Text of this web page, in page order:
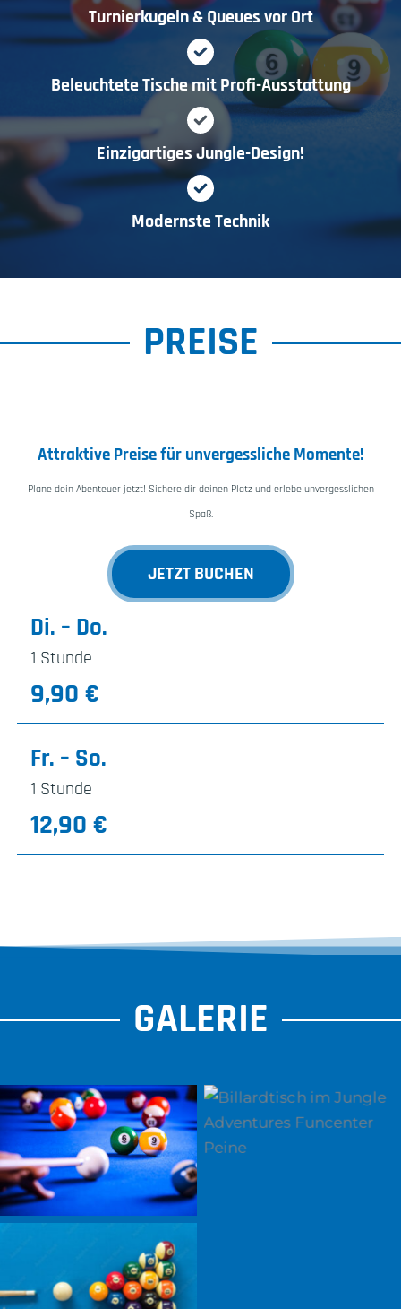
Turnierkugeln & Queues vor Ort
Beleuchtete Tische mit Profi-Ausstattung
Einzigartiges Jungle-Design!
Modernste Technik
PREISE
Attraktive Preise für unvergessliche Momente!
Plane dein Abenteuer jetzt! Sichere dir deinen Platz und erlebe unvergesslichen
Spaß.
JETZT BUCHEN
Di. – Do.
1 Stunde
9,90 €
Fr. – So.
1 Stunde
12,90 €
GALERIE